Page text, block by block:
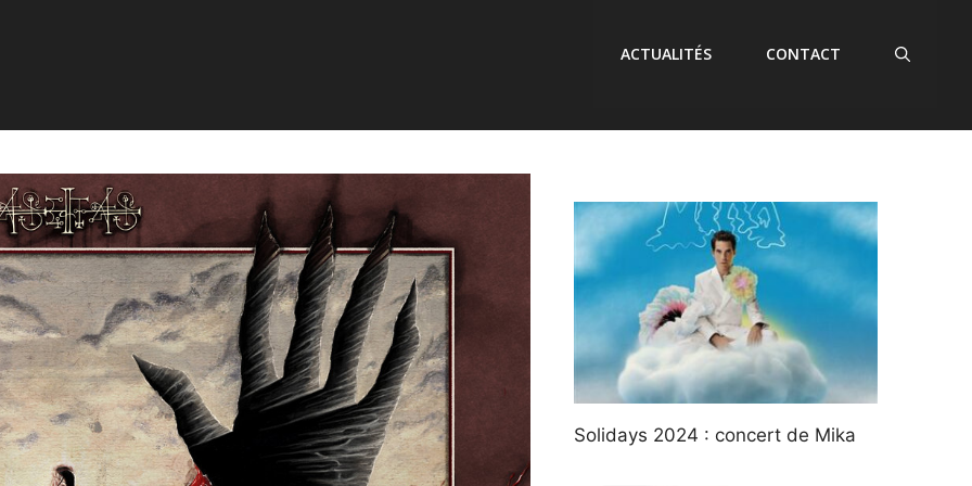
ACTUALITÉS CONTACT
Solidays 2024 : concert de Mika